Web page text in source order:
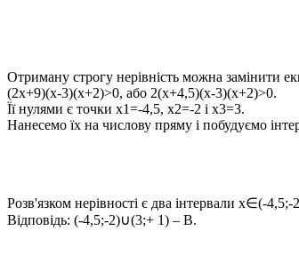
Отриману строгу нерівність можна замінити
(2x+9)(x-3)(x+2)>0, або 2(x+4,5)(x-3)(x+2)>0.
Її нулями є точки x1=-4,5, x2=-2 і x3=3.
Нанесемо їх на числову пряму і побудуємо
Розв'язком нерівності є два інтервали x∈(-4,5;-
Відповідь: (-4,5;-2)∪(3;+ 1) – В.